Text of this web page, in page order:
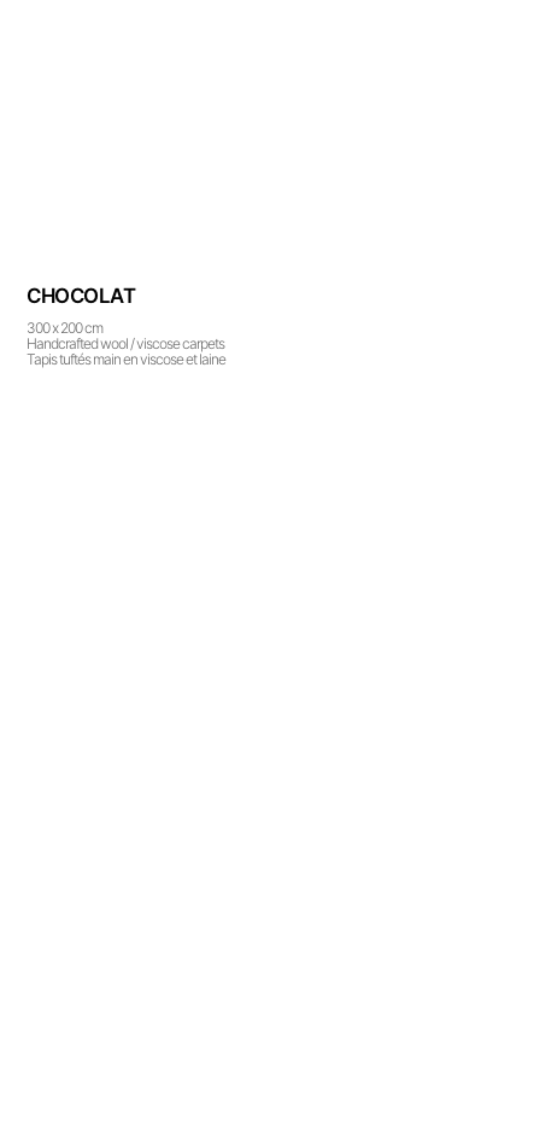
CHOCOLAT
300 x 200 cm
Handcrafted wool / viscose carpets
Tapis tuftés main en viscose et laine